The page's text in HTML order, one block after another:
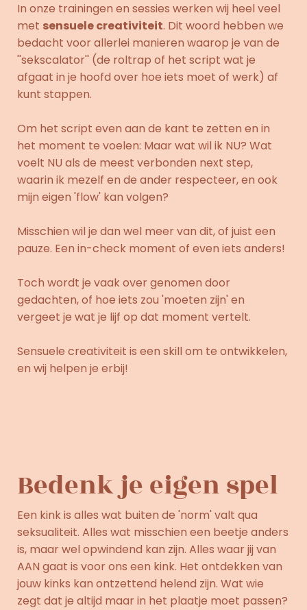
In onze trainingen en sessies werken wij heel veel
met sensuele creativiteit. Dit woord hebben we
bedacht voor allerlei manieren waarop je van de
''sekscalator'' (de roltrap of het script wat je
afgaat in je hoofd over hoe iets moet of werk) af
kunt stappen.
Om het script even aan de kant te zetten en in
het moment te voelen: Maar wat wil ik NU? Wat
voelt NU als de meest verbonden next step,
waarin ik mezelf en de ander respecteer, en ook
mijn eigen 'flow' kan volgen?
Misschien wil je dan wel meer van dit, of juist een
pauze. Een in-check moment of even iets anders!
Toch wordt je vaak over genomen door
gedachten, of hoe iets zou 'moeten zijn' en
vergeet je wat je lijf op dat moment vertelt.
Sensuele creativiteit is een skill om te ontwikkelen,
en wij helpen je erbij!
Bedenk je eigen spel
Een kink is alles wat buiten de 'norm' valt qua
seksualiteit. Alles wat misschien een beetje anders
is, maar wel opwindend kan zijn. Alles waar jij van
AAN gaat is voor ons een kink. Het ontdekken van
jouw kinks kan ontzettend helend zijn. Wat wie
zegt dat je altijd maar in het plaatje moet passen?